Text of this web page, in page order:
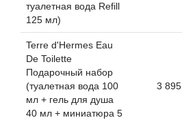
туалетная вода Refill
125 мл)
Terre d'Hermes Eau
De Toilette
Подарочный набор
(туалетная вода 100
мл + гель для душа
40 мл + миниатюра 5
3 895
Atkinsons
Attar Collection
Au Pays de la Fleur d’Oranger
Axis